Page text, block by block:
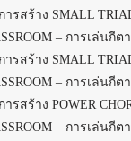
รสร้าง SMALL
– การเล่นกีต
ารสร้าง SMALL
– การเล่นกีต
รสร้าง POWER
– การเล่นกีต